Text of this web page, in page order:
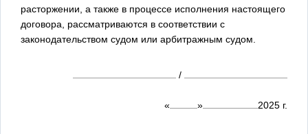
расторжении, а также в процессе исполнения настоящего
договора, рассматриваются в соответствии с
законодательством судом или арбитражным судом.
/
« » 2025 г.